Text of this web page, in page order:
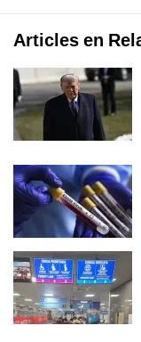
Articles en